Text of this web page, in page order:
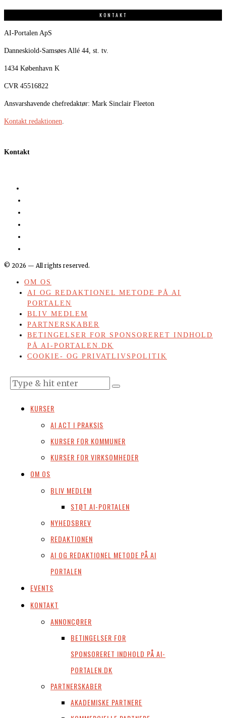
KONTAKT
AI-Portalen ApS
Danneskiold-Samsøes Allé 44, st. tv.
1434 København K
CVR 45516822
Ansvarshavende chefredaktør: Mark Sinclair Fleeton
Kontakt redaktionen
Kontakt
© 2026 — All rights reserved.
OM OS
AI OG REDAKTIONEL METODE PÅ AI
PORTALEN
BLIV MEDLEM
PARTNERSKABER
BETINGELSER FOR SPONSORERET INDHOLD
PÅ AI-PORTALEN.DK
COOKIE- OG PRIVATLIVSPOLITIK
KURSER
AI ACT I PRAKSIS
KURSER FOR KOMMUNER
KURSER FOR VIRKSOMHEDER
OM OS
BLIV MEDLEM
STØT AI-PORTALEN
NYHEDSBREV
REDAKTIONEN
AI OG REDAKTIONEL METODE PÅ AI
PORTALEN
EVENTS
KONTAKT
ANNONCØRER
BETINGELSER FOR
SPONSORERET INDHOLD PÅ AI-
PORTALEN.DK
PARTNERSKABER
AKADEMISKE PARTNERE